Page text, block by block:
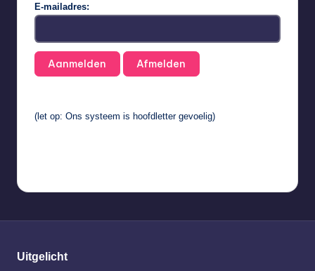
E-mailadres:
(let op: Ons systeem is hoofdletter gevoelig)
Uitgelicht